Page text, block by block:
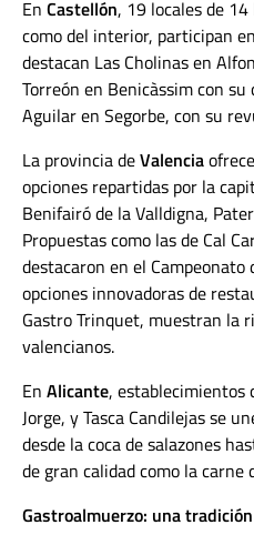
En Castellón, 19 locales de
como del interior, participan
destacan Las Cholinas en
Torreón en Benicàssim con
Aguilar en Segorbe, con su
La provincia deValencia
opciones repartidas por la
Benifairó de la Valldigna,
Propuestas como las de Cal
destacaron en el Campeonato
opciones innovadoras de
Gastro Trinquet, muestran la
valencianos.
En Alicante, establecimientos
Jorge, y Tasca Candilejas se
desde la coca de salazones
de gran calidad como la carne
Gastroalmuerzo: una